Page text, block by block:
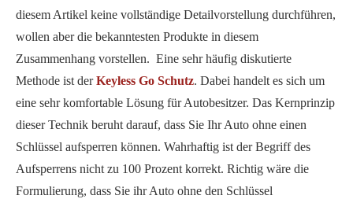
diesem Artikel keine vollständige Detailvorstellung durchführen,
wollen aber die bekanntesten Produkte in diesem
Zusammenhang vorstellen. Eine sehr häufig diskutierte
Methode ist derKeyless Go Schutz. Dabei handelt es sich um
eine sehr komfortable Lösung für Autobesitzer. Das Kernprinzip
dieser Technik beruht darauf, dass Sie Ihr Auto ohne einen
Schlüssel aufsperren können. Wahrhaftig ist der Begriff des
Aufsperrens nicht zu 100 Prozent korrekt. Richtig wäre die
Formulierung, dass Sie ihr Auto ohne den Schlüssel